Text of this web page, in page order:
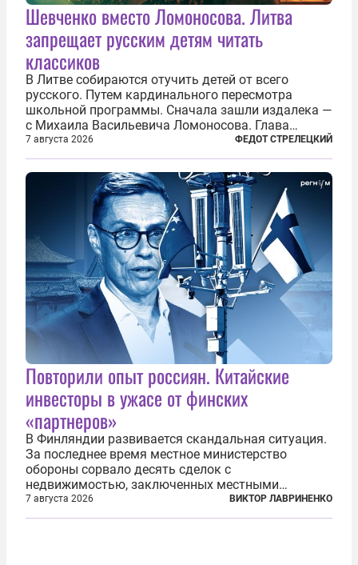
Шевченко вместо Ломоносова. Литва
запрещает русским детям читать
классиков
В Литве собираются отучить детей от всего
русского. Путем кардинального пересмотра
школьной программы. Сначала зашли издалека —
с Михаила Васильевича Ломоносова. Глава
правительства Литвы Миндаугас Синкявичюс
предложил исключить его тексты из программ
общего образования. Мотивировал он это тем,
7 августа 2026 ФЕДОТ СТРЕЛЕЦКИЙ
Повторили опыт россиян. Китайские
инвесторы в ужасе от финских
«партнеров»
В Финляндии развивается скандальная ситуация.
За последнее время местное министерство
обороны сорвало десять сделок с
недвижимостью, заключенных местными
фирмами с китайским капиталом. Чиновники
заявили, что они могли заключаться с целью
7 августа 2026 ВИКТОР ЛАВРИНЕНКО